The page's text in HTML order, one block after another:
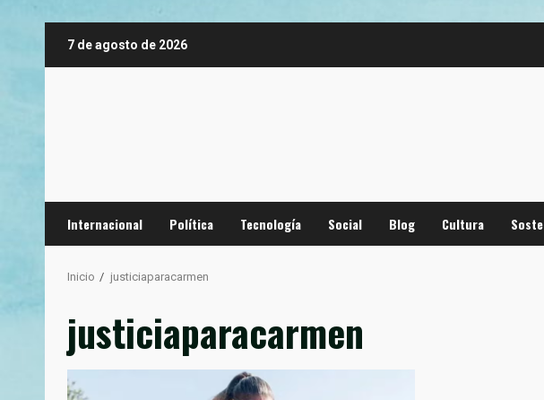
7 de agosto de 2026
Internacional Política Tecnología Social Blog Cultura
Inicio justiciaparacarmen
justiciaparacarmen